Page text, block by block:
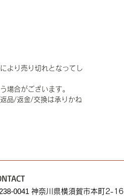
より売り切れとなってし
場合がございます。
品/返金/交換は承りかね
0041 神奈川県横須賀市本町2-16